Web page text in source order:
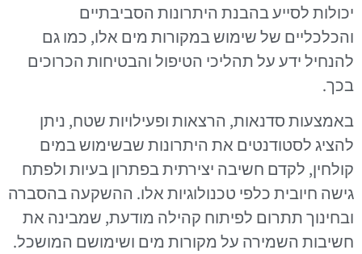
יכולות לסייע בהבנת היתרונות הסביבתיים
והכלכליים של שימוש במקורות מים אלו, כמו גם
להנחיל ידע על תהליכי הטיפול והבטיחות הכרוכים
בכך.
באמצעות סדנאות, הרצאות ופעילויות שטח, ניתן
להציג לסטודנטים את היתרונות שבשימוש במים
קולחין, לקדם חשיבה יצירתית בפתרון בעיות ולפתח
גישה חיובית כלפי טכנולוגיות אלו. ההשקעה בהסברה
ובחינוך תתרום לפיתוח קהילה מודעת, שמבינה את
חשיבות השמירה על מקורות מים ושימושם המושכל.